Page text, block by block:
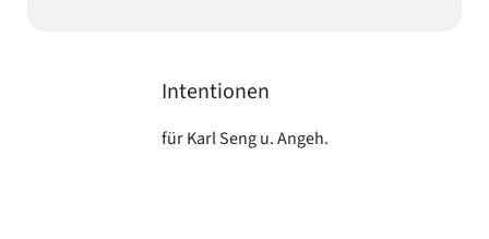
Intentionen
für Karl Seng u. Angeh.